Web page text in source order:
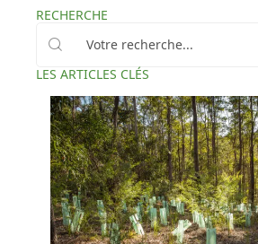
RECHERCHE
LES ARTICLES CLÉS